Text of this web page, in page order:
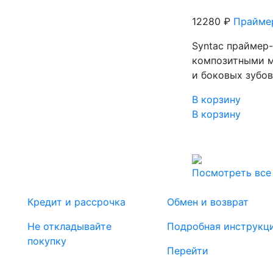
12280 ₽
Syntaс
композитными
и боковых
В корзину
В корзину
Посмотреть все
Кредит и рассрочка
Не откладывайте
покупку
Обмен и возврат
Подробная
Перейти